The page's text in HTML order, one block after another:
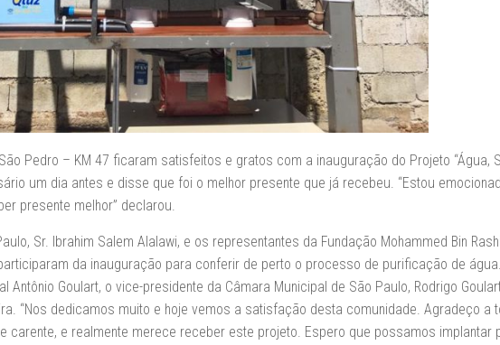
Pedro – KM 47 ficaram satisfeitos e gratos com a inauguração do Projeto “Água,
um dia antes e disse que foi o melhor presente que já recebeu. “Estou
presente melhor” declarou.
Sr. Ibrahim Salem Alalawi, e os representantes da Fundação Mohammed Bin
da inauguração para conferir de perto o processo de purificação de água.
Goulart, o vice-presidente da Câmara Municipal de São Paulo, Rodrigo
“Nos dedicamos muito e hoje vemos a satisfação desta comunidade. Agradeço a
carente, e realmente merece receber este projeto. Espero que possamos implantar